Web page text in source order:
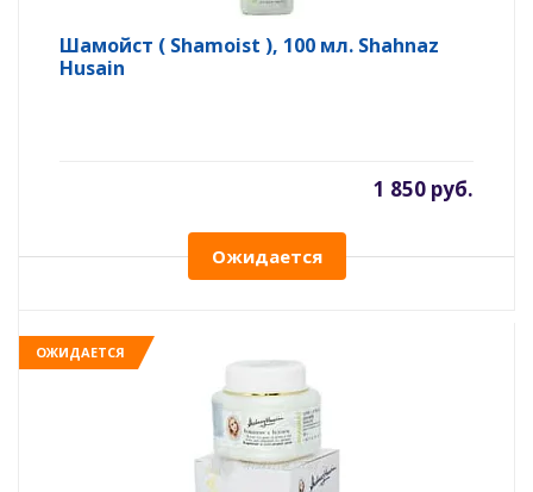
Шамойст ( Shamoist ), 100 мл. Shahnaz
Husain
1 850 руб.
Ожидается
ОЖИДАЕТСЯ